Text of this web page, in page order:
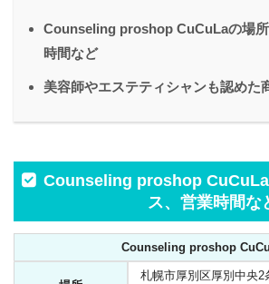
Counseling proshop CuCuLaの場
時間など
美容師やエステティシャンも認めた
Counseling proshop CuCuLa
ス、営業時間な
Counseling proshop
札幌市厚別区厚別中央2